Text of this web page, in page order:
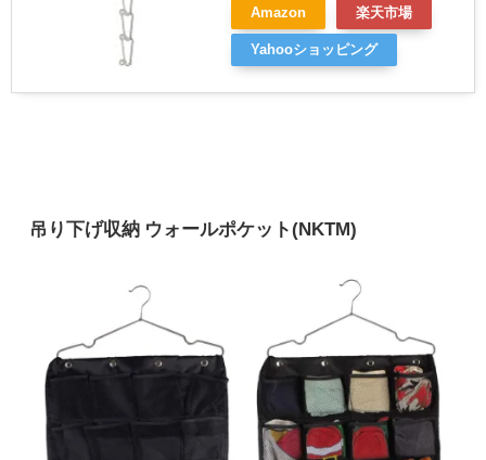
Amazon 楽天市場
Yahooショッピング
吊り下げ収納 ウォールポケット(NKTM)